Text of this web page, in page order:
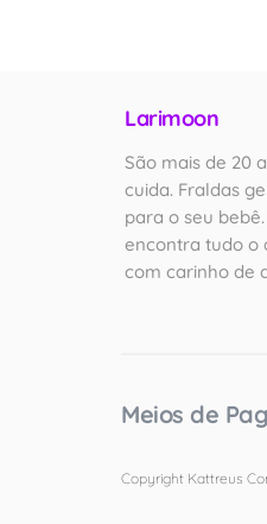
Larimoon
São mais de 20
cuida. Fraldas
para o seu
encontra tudo o
com carinho de
Meios de
Copyright Kattreus